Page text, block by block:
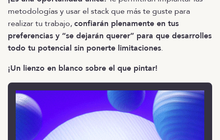
metodologías y usar el stack que más te guste para
realizar tu trabajo,confiarán plenamente en tus
preferencias y “se dejarán querer” para que desarrolles
todo tu potencial sin ponerte limitaciones.
¡Un lienzo en blanco sobre el que pintar!